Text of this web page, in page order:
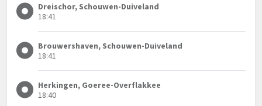
Dreischor, Schouwen-Duiveland
18:41
Brouwershaven, Schouwen-Duiveland
18:41
Herkingen, Goeree-Overflakkee
18:40